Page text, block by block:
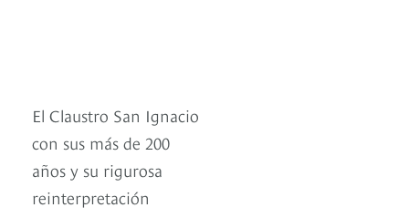
El Claustro San Ignacio
con sus más de 200
años y su rigurosa
reinterpretación